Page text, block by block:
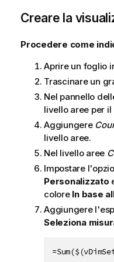
Creare la
Procedere come
Aprire un foglio
Trascinare un
Nel pannello
livello aree per
Aggiungere
livello aree.
Nel livello aree
Impostare
Personalizzato
colore In base
Aggiungere
Seleziona